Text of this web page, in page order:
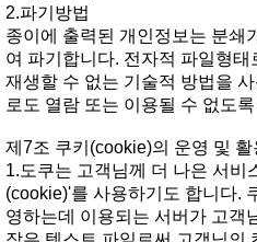
2.파기방법
종이에출력된개인정보는분쇄
여파기합니다.전자적파일형
재생할수없는기술적방법을
로도열람또는이용될수없도록
제7조쿠키(cookie)의운영및활
1.도쿠는고객님께더나은서비
(cookie)'를사용하기도합니다.
영하는데이용되는서버가고객